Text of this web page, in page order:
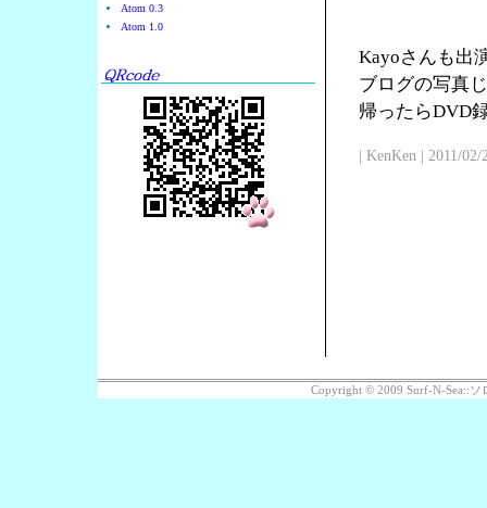
Atom 0.3
Atom 1.0
Kayoさんも出
ブログの写真
帰ったらDVD
| KenKen | 2011/
Copyright © 2009 Surf-N-Sea::